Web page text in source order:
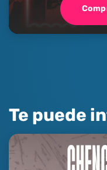
Te puede